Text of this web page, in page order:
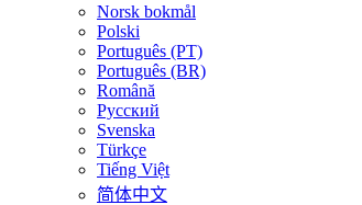
Norsk bokmål
Polski
Português (PT)
Português (BR)
Română
Русский
Svenska
Türkçe
Tiếng Việt
简体中文